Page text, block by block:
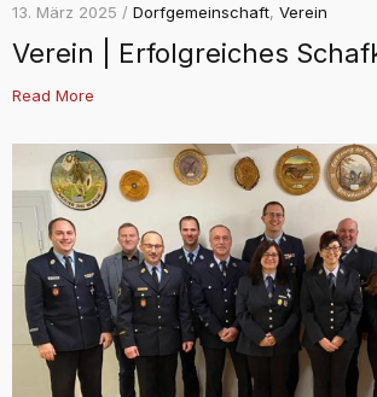
13. März 2025 / Dorfgemeinschaft, Verein
Verein | Erfolgreiches
Read More